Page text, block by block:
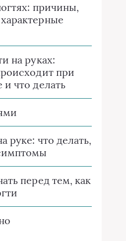
причины,
на руках:
при
что делать
руке: что делать,
перед тем, как